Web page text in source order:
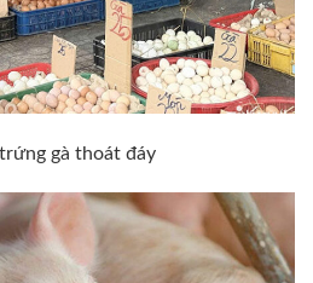
gà thoát đáy